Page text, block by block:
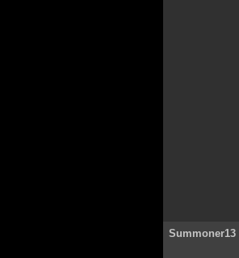
Summoner13